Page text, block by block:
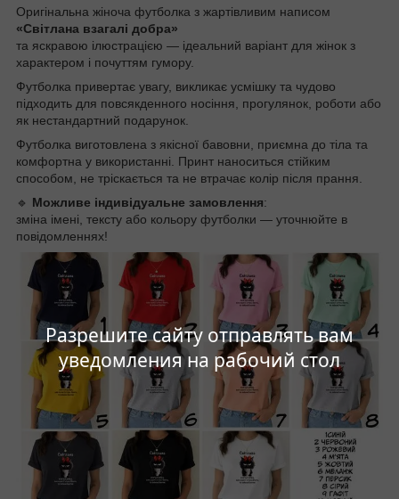
Разрешите сайту отправлять вам
уведомления на рабочий стол
Оригінальна жіноча футболка з жартівливим написом
«Світлана взагалі добра»
та яскравою ілюстрацією — ідеальний варіант для жінок з
характером і почуттям гумору.
Футболка привертає увагу, викликає усмішку та чудово
підходить для повсякденного носіння, прогулянок, роботи або
як нестандартний подарунок.
Футболка виготовлена з якісної бавовни, приємна до тіла та
комфортна у використанні. Принт наноситься стійким
способом, не тріскається та не втрачає колір після прання.
🔹 Можливе індивідуальне замовлення:
зміна імені, тексту або кольору футболки — уточнюйте в
повідомленнях!